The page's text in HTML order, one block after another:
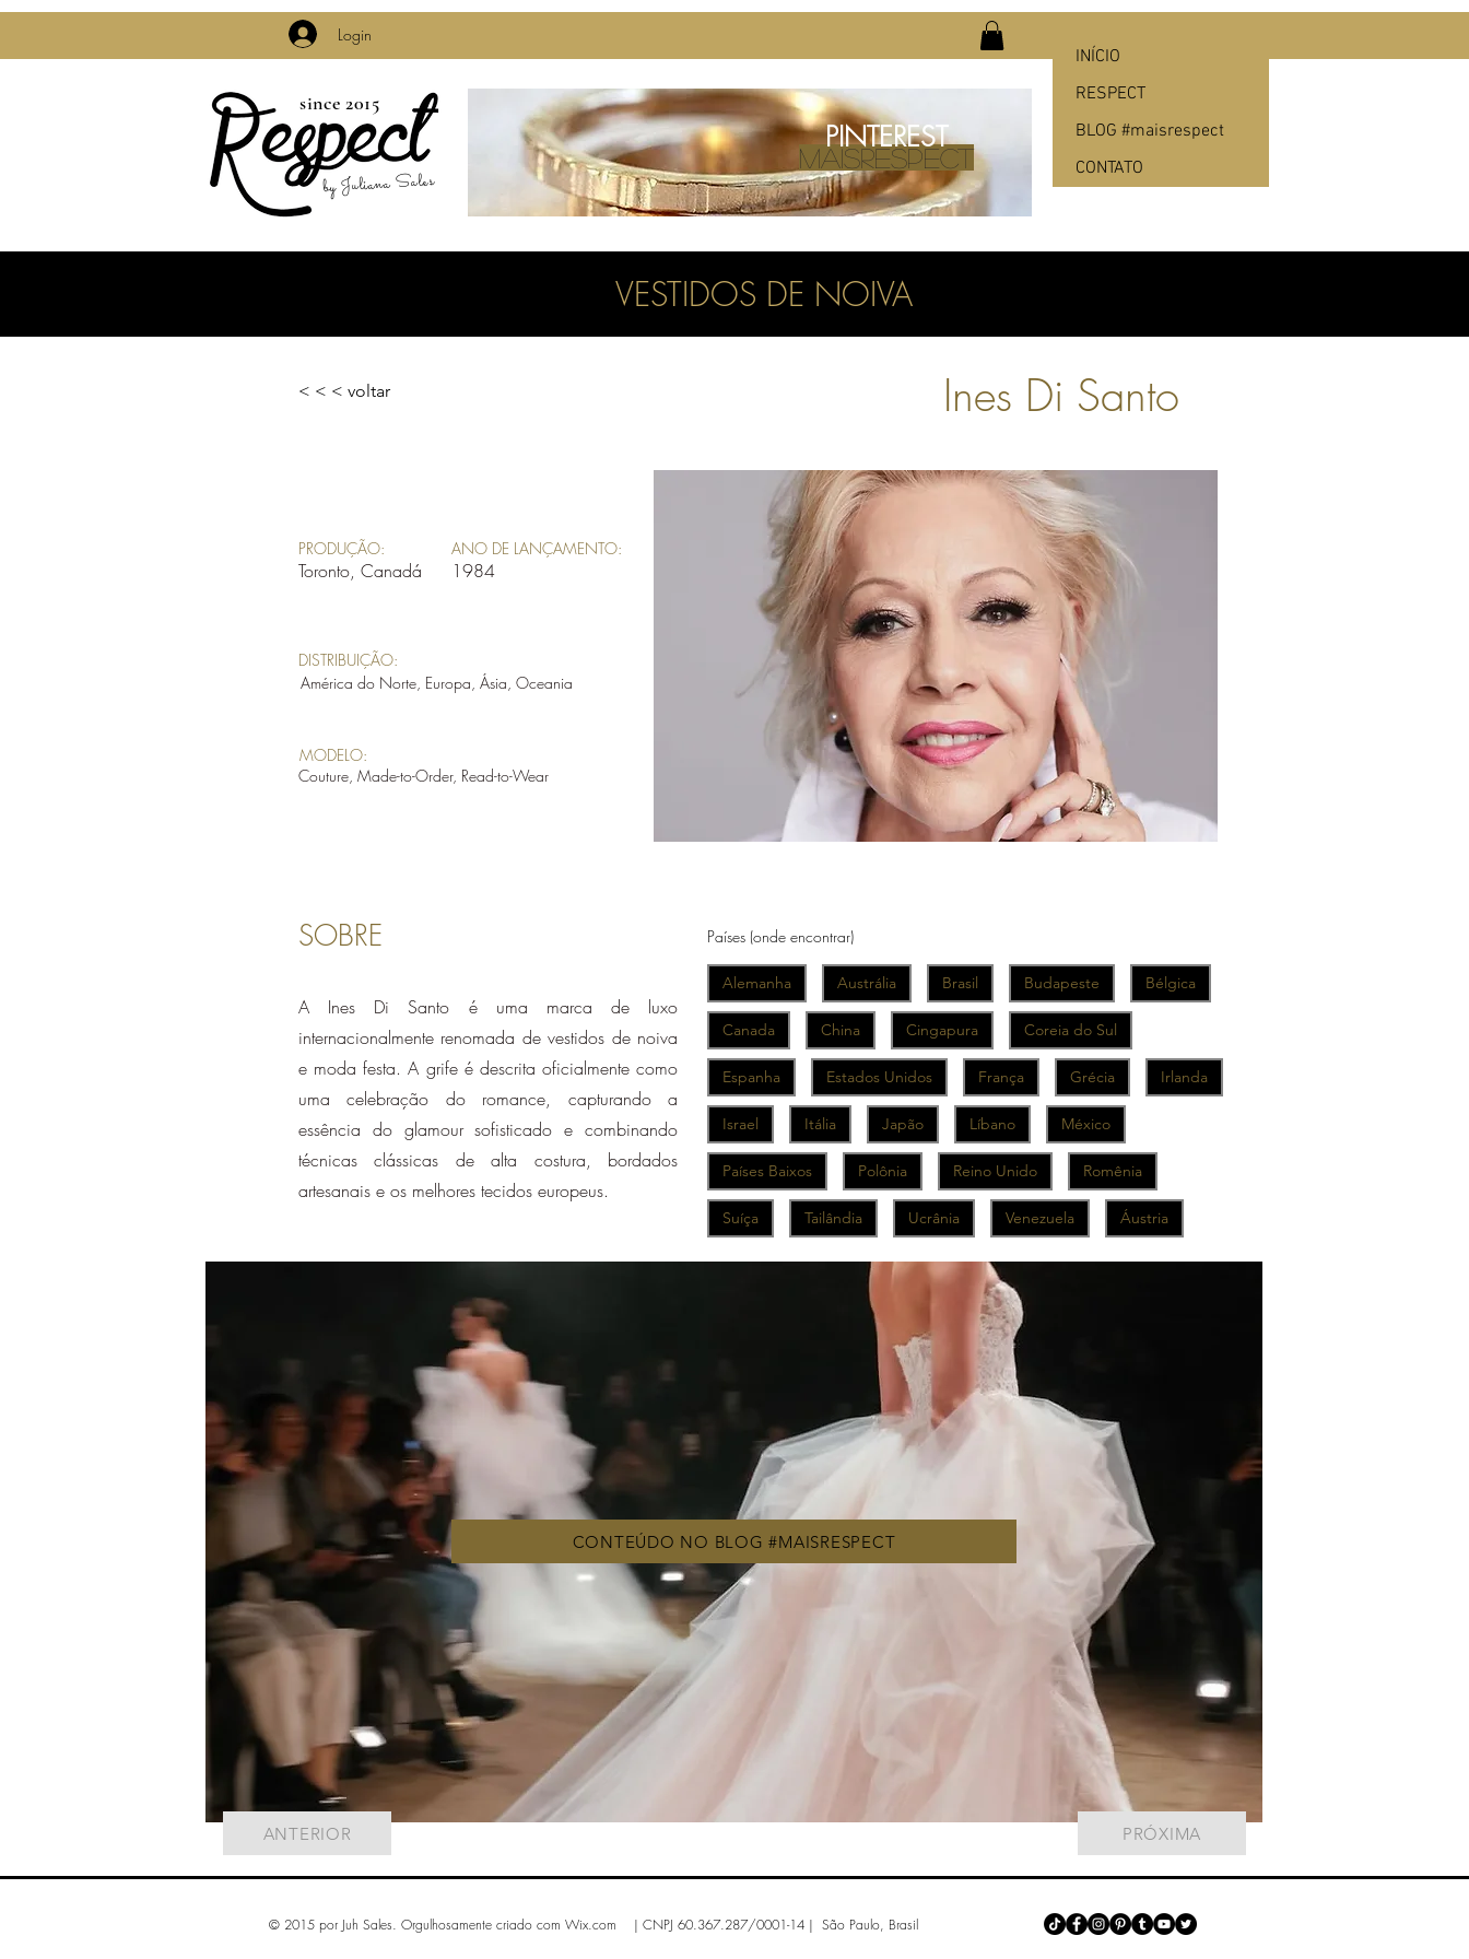
Login
VESTIDOS DE NOIVA
< < < voltar Ines Di Santo
PRODUÇÃO:
Toronto, Canadá
ANO DE LANÇAMENTO:
1984
DISTRIBUIÇÃO:
América do Norte, Europa, Ásia, Oceania
MODELO:
Couture, Made-to-Order, Read-to-Wear
SOBRE
A Ines Di Santo é uma marca de luxo
internacionalmente renomada de vestidos de noiva
e moda festa. A grife é descrita oficialmente como
uma celebração do romance, capturando a
essência do glamour sofisticado e combinando
técnicas clássicas de alta costura, bordados
artesanais e os melhores tecidos europeus.
Países (onde encontrar)
Alemanha Austrália Brasil Budapeste Bélgica
Canada China Cingapura Coreia do Sul
Espanha Estados Unidos França Grécia Irlanda
Israel Itália Japão Líbano México
Países Baixos Polônia Reino Unido Romênia
Suíça Tailândia Ucrânia Venezuela Áustria
CONTEÚDO NO BLOG #MAISRESPECT
ANTERIOR PRÓXIMA
INÍCIO
RESPECT
BLOG #maisrespect
CONTATO
MAISRESPECT
PINTEREST
since 2015
by Juliana Sales
© 2015 por Juh Sales. Orgulhosamente criado com Wix.com | CNPJ 60.367.287/0001-14 | São Paulo, Brasil